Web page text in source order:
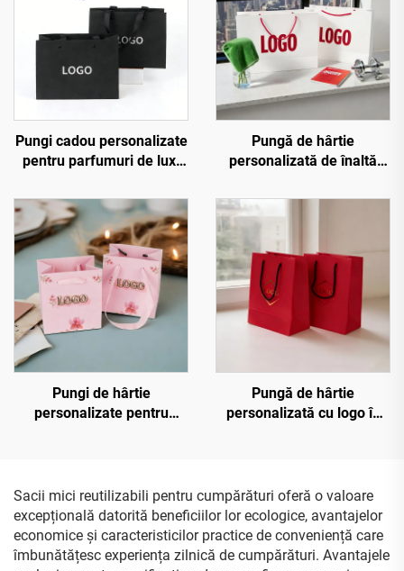
Pungi cadou personalizate
pentru parfumuri de lux,
nuntă, pungă mică din
hârtie pentru bijuterii cu
mâner
Pungă de hârtie
personalizată de înaltă
foilă aurie, cu mâner,
pungi de hârtie
personalizate boutique
pentru cumpărături
Pungi de hârtie
personalizate pentru
de hârtie reciclată pentru
cadou
Pungă de hârtie
personalizată cu logo în
cumpărături
Sacii mici reutilizabili pentru cumpărături oferă o valoare
excepțională datorită beneficiilor lor ecologice, avantajelor
economice și caracteristicilor practice de conveniență care
îmbunătățesc experiența zilnică de cumpărături. Avantajele